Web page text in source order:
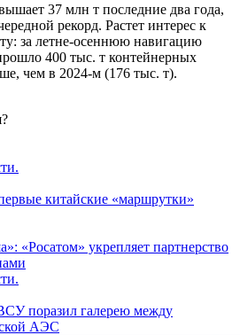
37 млн т последние два года,
рекорд. Растет интерес к
за летне-осеннюю навигацию
400 тыс. т контейнерных
чем в 2024‑м (176 тыс. т).
китайские «маршрутки»
«Росатом» укрепляет партнерство
поразил галерею между
АЭС